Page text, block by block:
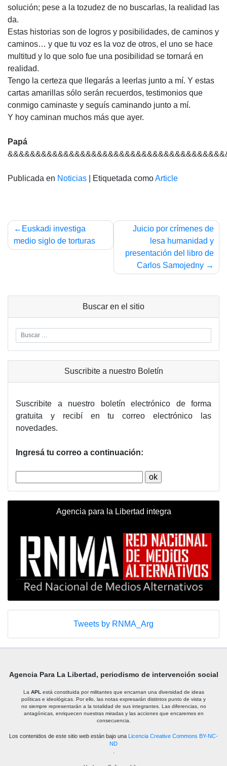
solución; pese a la tozudez de no buscarlas, la realidad las
da.
Estas historias son de logros y posibilidades, de caminos y
caminos… y que tu voz es la voz de otros, el uno se hace
multitud y lo que solo fue una posibilidad se tornará en
realidad.
Tengo la certeza que llegarás a leerlas junto a mí. Y estas
cartas amarillas sólo serán recuerdos, testimonios que
conmigo caminaste y seguís caminando junto a mí.
Y hoy caminan muchos más que ayer.
Papá
Publicada en Noticias Etiquetada comoArticle
Navegación
de
Euskadi investiga
medio siglo de torturas
Juicio por crímenes de
lesa humanidad y
presentación del libro de
Carlos Samojedny
Buscar en el sitio
Suscribite a nuestro Boletín
Suscribite a nuestro boletín electrónico de forma
gratuita y recibí en tu correo electrónico las
novedades.
Ingresá tu correo a continuación:
Agencia para la Libertad integra
Tweets by RNMA_Arg
Agencia Para La Libertad, periodismo de intervención social
La APL está constituida por militantes que encarnan una diversidad de ideas
políticas e ideológicas. Por ello, las notas expresarán distintos punto de vista y
no siempre representarán a la totalidad de sus integrantes. Las diferencias, no
antagónicas, enriquecen nuestras miradas y las acciones que encaremos en
consecuencia.
Los contenidos de este sitio web están bajo una Licencia Creative Commons BY-NC-
ND